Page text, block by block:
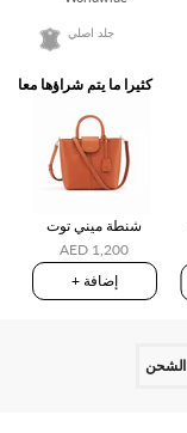
جلد اصلي
كثيرا ما يتم شراؤها معا
شنطة ميني توت
AED 1,200
+ إضافة
الشحن